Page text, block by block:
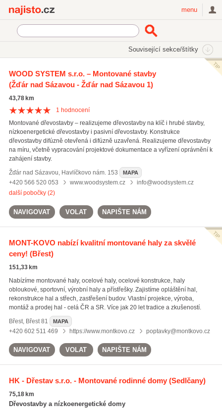
menu
Související sekce/štítky
Montované stavby
WOOD SYSTEM s.r.o. – Montované stavby
(Žďár nad Sázavou - Žďár nad Sázavou 1)
43,78 km
1 hodnocení
Montované dřevostavby – realizujeme dřevostavby na klíč i hrubé stavby,
nízkoenergetické dřevostavby i pasivní dřevostavby. Konstrukce
dřevostavby difúzně otevřená i difúzně uzavřená. Realizujeme dřevostavby
na míru, včetně vypracování projektové dokumentace a vyřízení oprávnění k
zahájení stavby.
Žďár nad Sázavou, Havlíčkovo nám. 153 MAPA
+420 566 520 053 www.woodsystem.cz
info@woodsystem.cz
další pobočky (2)
NAVIGOVAT VOLAT NAPIŠTE NÁM
MONT-KOVO nabízí kvalitní montované haly za skvělé
ceny! (Břest)
151,33 km
Nabízíme montované haly, ocelové haly, ocelové konstrukce, haly
obloukové, sportovní, výrobní haly a přístřešky. Zajistíme opláštění hal,
rekonstrukce hal a střech, zastřešení budov. Vlastní projekce, výroba,
montáž a prodej hal - celá ČR a SR. Více jak 20 let tradice a zkušeností.
Břest, Břest 81 MAPA
+420 602 511 469 https://www.montkovo.cz poptavky@montkovo.cz
NAVIGOVAT VOLAT NAPIŠTE NÁM
HK - Dřestav s.r.o. - Montované rodinné domy(Sedlčany)
75,18 km
Dřevostavby a nízkoenergetické domy